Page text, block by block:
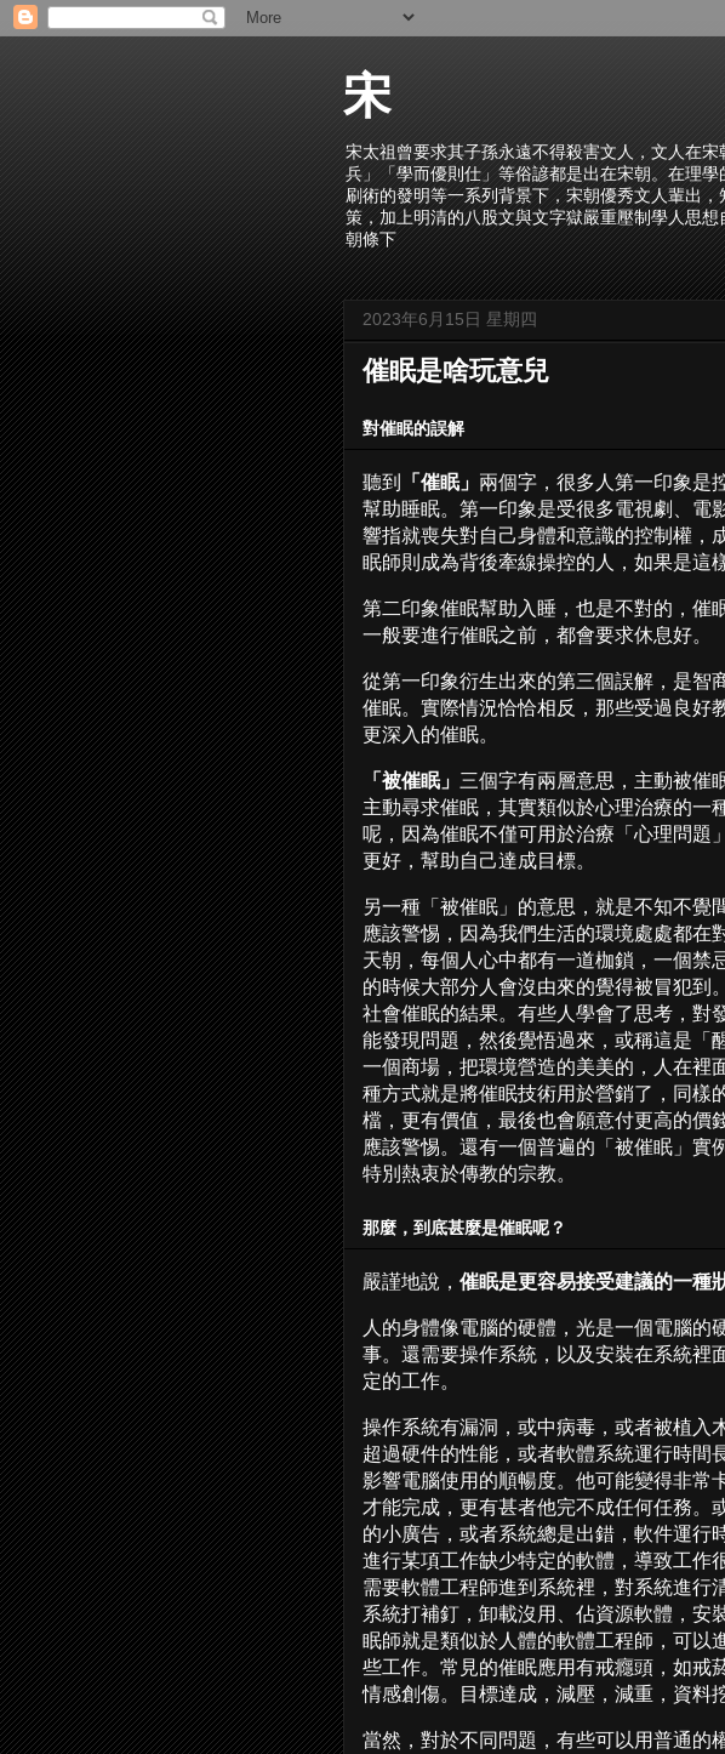
宋
宋太祖曾要求其子孫永遠不得殺害文人，文人在
兵」「學而優則仕」等俗諺都是出在宋朝。在理
刷術的發明等一系列背景下，宋朝優秀文人輩出
策，加上明清的八股文與文字獄嚴重壓制學人思
朝條下
2023年6月15日 星期四
催眠是啥玩意兒
對催眠的誤解
聽到 「催眠」 兩個字，很多人第一印象是
幫助睡眠。第一印象是受很多電視劇、電
響指就喪失對自己身體和意識的控制權，
眠師則成為背後牽線操控的人，如果是這
第二印象催眠幫助入睡，也是不對的，催
一般要進行催眠之前，都會要求休息好。
從第一印象衍生出來的第三個誤解，是智
催眠。實際情況恰恰相反，那些受過良好
更深入的催眠。
「被催眠」 三個字有兩層意思，主動被催
主動尋求催眠，其實類似於心理治療的一
呢，因為催眠不僅可用於治療「心理問題
更好，幫助自己達成目標。
另一種「被催眠」的意思，就是不知不覺
應該警惕，因為我們生活的環境處處都在
天朝，每個人心中都有一道枷鎖，一個禁
的時候大部分人會沒由來的覺得被冒犯到
社會催眠的結果。有些人學會了思考，對
能發現問題，然後覺悟過來，或稱這是「
一個商場，把環境營造的美美的，人在裡
種方式就是將催眠技術用於營銷了，同樣
檔，更有價值，最後也會願意付更高的價
應該警惕。還有一個普遍的「被催眠」實
特別熱衷於傳教的宗教。
那麼，到底甚麼是催眠呢？
嚴謹地說， 催眠是更容易接受建議的一種
人的身體像電腦的硬體，光是一個電腦的
事。還需要操作系統，以及安裝在系統裡
定的工作。
操作系統有漏洞，或中病毒，或者被植入
超過硬件的性能，或者軟體系統運行時間
影響電腦使用的順暢度。他可能變得非常
才能完成，更有甚者他完不成任何任務。
的小廣告，或者系統總是出錯，軟件運行
進行某項工作缺少特定的軟體，導致工作
需要軟體工程師進到系統裡，對系統進行
系統打補釘，卸載沒用、佔資源軟體，安
眠師就是類似於人體的軟體工程師，可以
些工作。常見的催眠應用有戒癮頭，如戒
情感創傷。目標達成，減壓，減重，資料
當然，對於不同問題，有些可以用普通的